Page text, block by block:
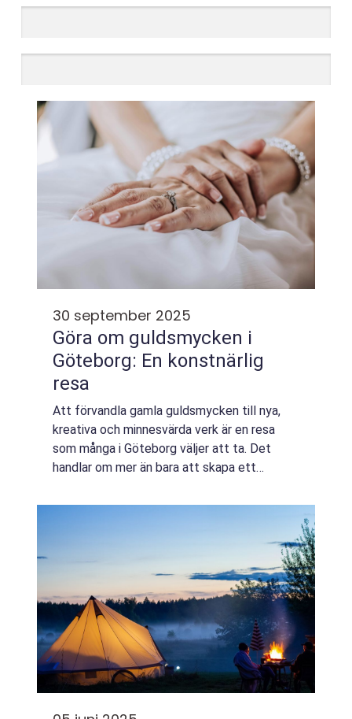
30 september 2025
Göra om guldsmycken i
Göteborg: En konstnärlig
resa
Att förvandla gamla guldsmycken till nya,
kreativa och minnesvärda verk är en resa
som många i Göteborg väljer att ta. Det
handlar om mer än bara att skapa ett
sin...